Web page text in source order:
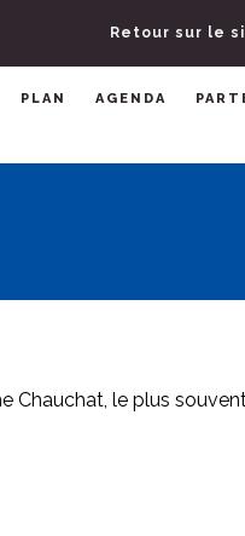
Retour sur le
PLAN AGENDA
Chauchat, le plus